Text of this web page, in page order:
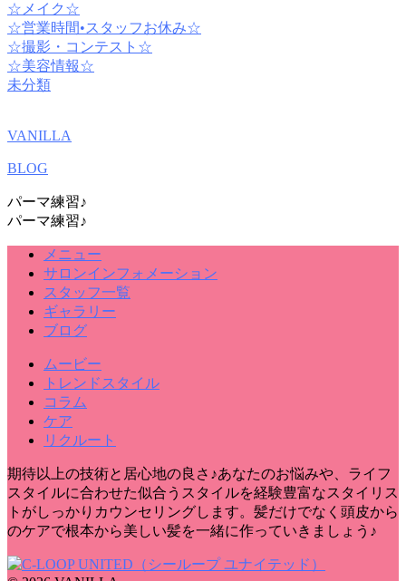
☆メイク☆
☆営業時間•スタッフお休み☆
☆撮影・コンテスト☆
☆美容情報☆
未分類
VANILLA
BLOG
パーマ練習♪
パーマ練習♪
メニュー
サロンインフォメーション
スタッフ一覧
ギャラリー
ブログ
ムービー
トレンドスタイル
コラム
ケア
リクルート
期待以上の技術と居心地の良さ♪あなたのお悩みや、ライフ
スタイルに合わせた似合うスタイルを経験豊富なスタイリス
トがしっかりカウンセリングします。髪だけでなく頭皮から
のケアで根本から美しい髪を一緒に作っていきましょう♪